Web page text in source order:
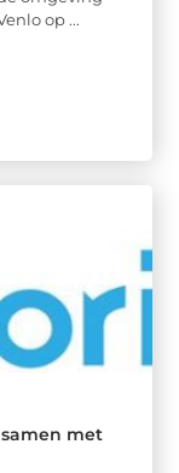
op ...
met